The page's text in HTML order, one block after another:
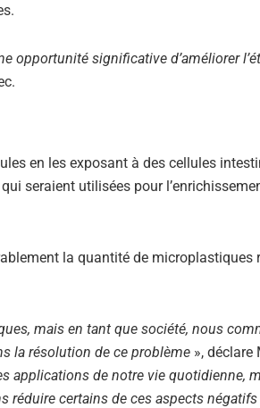
opportunité significative d’améliorer
en les exposant à des cellules
seraient utilisées pour
la quantité de microplastiques
mais en tant que société, nous
la résolution de ce problème », déclare
applications de notre vie quotidienne,
réduire certains de ces aspects négatifs